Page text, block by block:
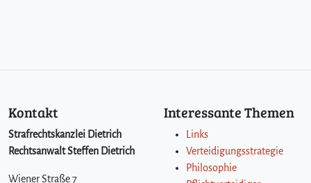
Kontakt
Strafrechtskanzlei Dietrich
Rechtsanwalt Steffen Dietrich
Wiener Straße 7
Interessante Themen
Links
Verteidigungsstrategie
Philosophie